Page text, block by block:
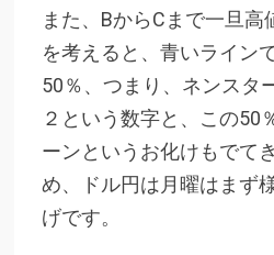
また、BからCまで一旦高
を考えると、青いライン
50％、つまり、ネンスタ
２という数字と、この50
ーンというお化けもでて
め、ドル円は月曜はまず
げです。